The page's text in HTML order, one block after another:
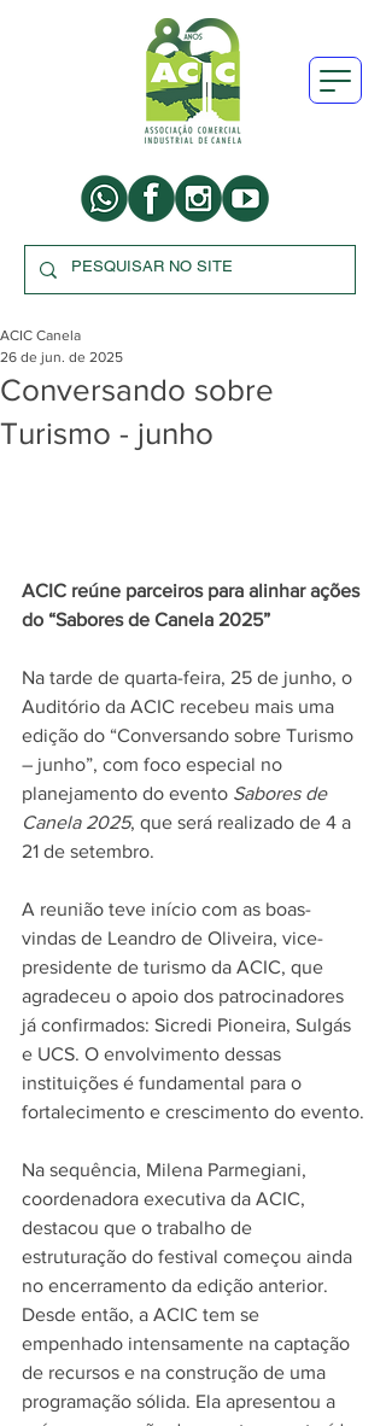
Conversando sobre
Turismo - junho
ACIC Canela
26 de jun. de 2025
ACIC reúne parceiros para alinhar ações
do “Sabores de Canela 2025”
Na tarde de quarta-feira, 25 de junho, o
Auditório da ACIC recebeu mais uma
edição do “Conversando sobre Turismo
– junho”, com foco especial no
planejamento do evento Sabores de
Canela 2025, que será realizado de 4 a
21 de setembro.
A reunião teve início com as boas-
vindas de Leandro de Oliveira, vice-
presidente de turismo da ACIC, que
agradeceu o apoio dos patrocinadores
já confirmados: Sicredi Pioneira, Sulgás
e UCS. O envolvimento dessas
instituições é fundamental para o
fortalecimento e crescimento do evento.
Na sequência, Milena Parmegiani,
coordenadora executiva da ACIC,
destacou que o trabalho de
estruturação do festival começou ainda
no encerramento da edição anterior.
Desde então, a ACIC tem se
empenhado intensamente na captação
de recursos e na construção de uma
programação sólida. Ela apresentou a